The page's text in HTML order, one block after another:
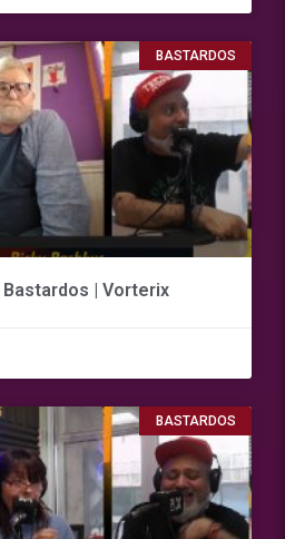
BASTARDOS
| Vorterix
BASTARDOS